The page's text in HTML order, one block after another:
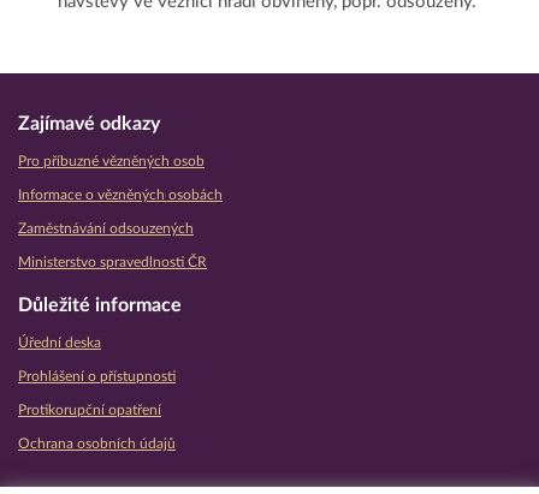
Zajímavé odkazy
Pro příbuzné vězněných osob
Informace o vězněných osobách
Zaměstnávání odsouzených
Ministerstvo spravedlnosti ČR
Důležité informace
Úřední deska
Prohlášení o přístupnosti
Protikorupční opatření
Ochrana osobních údajů